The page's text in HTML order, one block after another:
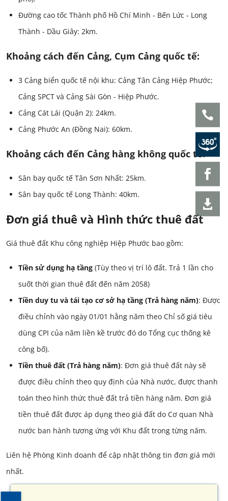
Đường cao tốc Thành phố Hồ Chí Minh - Bến Lức - Long
Thành - Dầu Giây: 2km.
Khoảng cách đến Cảng, Cụm Cảng quốc tế:
3 Cảng biển quốc tế nội khu: Cảng Tân Cảng Hiệp Phước;
Cảng SPCT và Cảng Sài Gòn - Hiệp Phước.
Cảng Cát Lái (Quận 2): 24km.
Cảng Phước An (Đồng Nai): 60km.
Khoảng cách đến Cảng hàng không quốc tế:
Sân bay quốc tế Tân Sơn Nhất: 25km.
Sân bay quốc tế Long Thành: 40km.
Đơn giá thuê và Hình thức thuê đất
Giá thuê đất Khu công nghiệp Hiệp Phước bao gồm:
Tiền sử dụng hạ tầng (Tùy theo vị trí lô đất. Trả 1 lần cho
suốt thời gian thuê đất đến năm 2058)
Tiền duy tu và tái tạo cơ sở hạ tầng (Trả hàng năm): Được
điều chỉnh vào ngày 01/01 hằng năm theo Chỉ số giá tiêu
dùng CPI của năm liền kề trước đó do Tổng cục thống kê
công bố).
Tiền thuê đất (Trả hàng năm): Đơn giá thuê đất này sẽ
được điều chỉnh theo quy định của Nhà nước, được thanh
toán theo hình thức thuê đất trả tiền hàng năm. Đơn giá
tiền thuê đất được áp dụng theo giá đất do Cơ quan Nhà
nước ban hành tương ứng với Khu đất trong từng năm.
Liên hệ Phòng Kinh doanh để cập nhật thông tin đơn giá mới
nhất.